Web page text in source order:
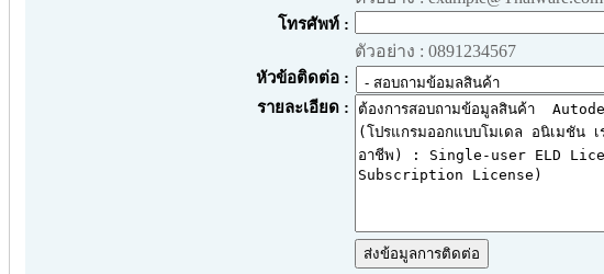
โทรศัพท์ :
ตัวอย่าง : 0891234567
หัวข้อติดต่อ :
รายละเอียด :